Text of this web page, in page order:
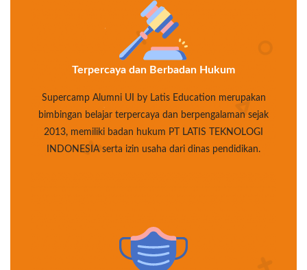
Terpercaya dan Berbadan Hukum
Supercamp Alumni UI by Latis Education merupakan
bimbingan belajar terpercaya dan berpengalaman sejak
2013, memiliki badan hukum PT LATIS TEKNOLOGI
INDONESIA serta izin usaha dari dinas pendidikan.